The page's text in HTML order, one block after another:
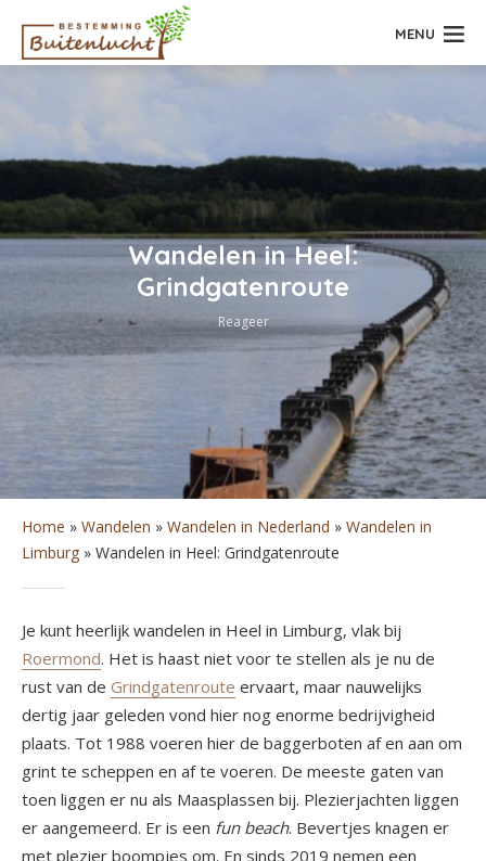
MENU
Wandelen in Heel:
Grindgatenroute
Reageer
Home » Wandelen » Wandelen in Nederland » Wandelen in
Limburg » Wandelen in Heel: Grindgatenroute
Je kunt heerlijk wandelen in Heel in Limburg, vlak bij
Roermond. Het is haast niet voor te stellen als je nu de
rust van de Grindgatenroute ervaart, maar nauwelijks
dertig jaar geleden vond hier nog enorme bedrijvigheid
plaats. Tot 1988 voeren hier de baggerboten af en aan om
grint te scheppen en af te voeren. De meeste gaten van
toen liggen er nu als Maasplassen bij. Plezierjachten liggen
er aangemeerd. Er is een fun beach. Bevertjes knagen er
met plezier boompjes om. En sinds 2019 nemen een